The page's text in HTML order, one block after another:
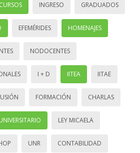
CURSOS INGRESO GRADUADOS
EFEMÉRIDES HOMENAJES
NODOCENTES
I + D IITEA IITAE
FORMACIÓN CHARLAS
LEY MICAELA
UNR CONTABILIDAD